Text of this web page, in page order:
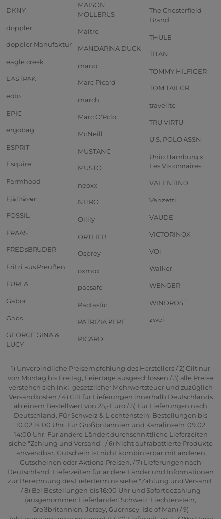
DKNY
doppler
doppler Manufaktur
eagle creek
EASTPAK
eoto
EPIC
ergobag
ESPRIT
Esquire
Farmhood
Fjällräven
FOSSIL
FRAAS
FREDsBRUDER
Fritzi aus Preußen
FURLA
Gabor
Gabs
GEORGE GINA &
LUCY
MAISON
MOLLERUS
Maître
MANDARINA DUCK
mano
Marc Picard
march
Marc O'Polo
McNeill
MUSTANG
MUSTO
neoxx
NITRO
Oilily
ORTLIEB
Osprey
oxmox
pacsafe
Pactastic
PATRIZIA PEPE
PICARD
The Chesterfield
Brand
THULE
TITAN
TOMMY HILFIGER
TOM TAILOR
travelite
TRU VIRTU
U.S. POLO ASSN.
Unio Hamburg x
Les Visionnaires
VALENTINO
Vanzetti
VAUDE
VICTORINOX
VOi
Walker
WENGER
WINDROSE
zwei
1) Unverbindliche Preisempfehlung des Herstellers / 2) Gilt nur
von Montag bis Freitag, Feiertage ausgeschlossen / 3) alle Preise
verstehen sich inkl. gesetzlicher Mehrwertsteuer und zuzüglich
Versandkosten / 4) Gilt für Lieferungen innerhalb Deutschlands
ab einem Bestellwert von 25,- Euro / 5) Für Lieferungen nach
Deutschland. Für Schweiz & Liechtenstein: Bestellungen bis
10.02 14:00 Uhr. Für Großbritannien und Kanalinseln: 09.02
14:00 Uhr. Für andere Länder: durchschnittliche Lieferzeiten
siehe "Zahlung und Versand". / 6) Nicht auf rabattierte Produkte
anwendbar. Gutschein ist nicht kombinierbar mit anderen
Gutscheinen oder Aktions-Preisen. / 7) Lieferungen nach
Deutschland. Lieferzeiten für andere Länder und Informationen
zur Berechnung des Liefertermins siehe "Zahlung und Versand"
/ 8) Bei Bestellungen bis 16:00 Uhr und Sofortbezahlung
(ausgenommen Lieferländer: Schweiz, Liechtenstein,
Großbritannien, Jersey, Guernsey, Isle of Man) / 9)